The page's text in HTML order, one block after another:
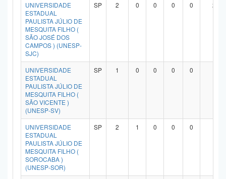
UNIVERSIDADE
ESTADUAL
PAULISTA JÚLIO DE
MESQUITA FILHO (
SÃO JOSÉ DOS
CAMPOS ) (UNESP-
SJC)
SP 2 0 0 0 0 2
UNIVERSIDADE
ESTADUAL
PAULISTA JÚLIO DE
MESQUITA FILHO (
SÃO VICENTE )
(UNESP-SV)
SP 1 0 0 0 0
UNIVERSIDADE
ESTADUAL
PAULISTA JÚLIO DE
MESQUITA FILHO (
SOROCABA )
(UNESP-SOR)
SP 2 1 0 0 0